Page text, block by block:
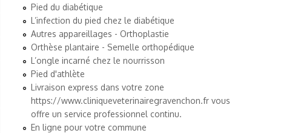
Pied du diabétique
L’infection du pied chez le diabétique
Autres appareillages - Orthoplastie
Orthèse plantaire - Semelle orthopédique
L’ongle incarné chez le nourrisson
Pied d'athlète
Livraison express dans votre zone
https://www.cliniqueveterinairegravenchon.fr vous
offre un service professionnel continu.
En ligne pour votre commune